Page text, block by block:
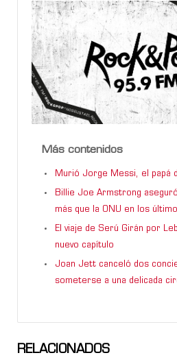
Más contenidos
Murió Jorge Messi, el papá
Billie Joe Armstrong
más que la ONU en los
El viaje de Serú Girán por
nuevo capítulo
Joan Jett canceló dos
someterse a una delicada
RELACIONADOS